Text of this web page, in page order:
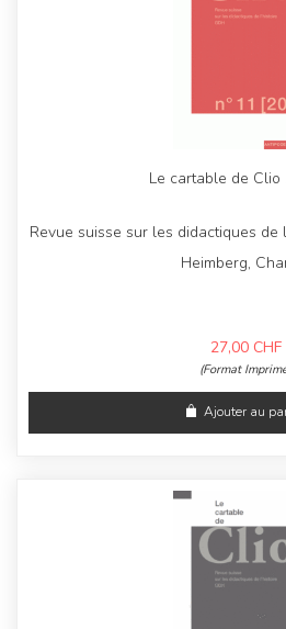
Le cartable de Clio
Revue suisse sur les didactiques de
Heimberg,
27,00 CHF
(Format
Ajouter au